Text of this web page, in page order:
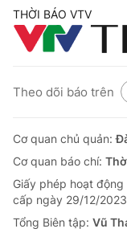
Emagazine
VTV Money
VTV Sức khoẻ
THỜI BÁO VTV
Theo dõi báo trên
Cơ quan chủ quản:
Cơ quan báo chí:
Giấy phép hoạt
cấp ngày 29/12/2023
Tổng Biên tập: Vũ